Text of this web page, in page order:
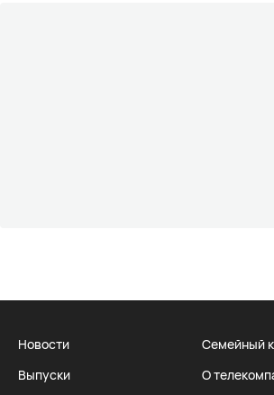
Новости
Выпуски
Семейный
О